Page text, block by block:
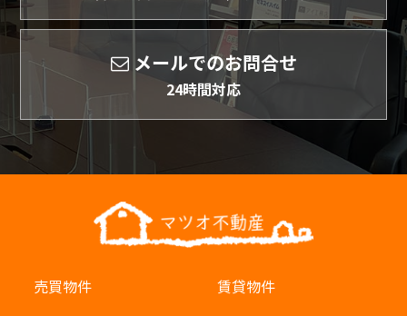
メールでのお問合せ
24時間対応
売買物件
賃貸物件